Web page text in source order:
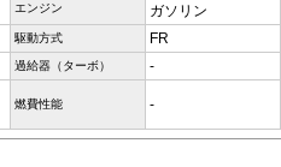
エンジン
ガソリン
駆動方式 FR
過給器（ターボ） -
燃費性能 -